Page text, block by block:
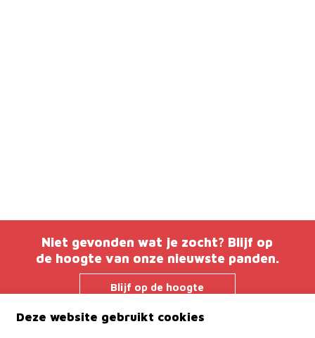
Niet gevonden wat je zocht? Blijf op
de hoogte van onze nieuwste panden.
Blijf op de hoogte
Deze website gebruikt cookies